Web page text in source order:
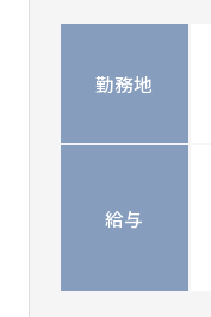
勤務地
給与